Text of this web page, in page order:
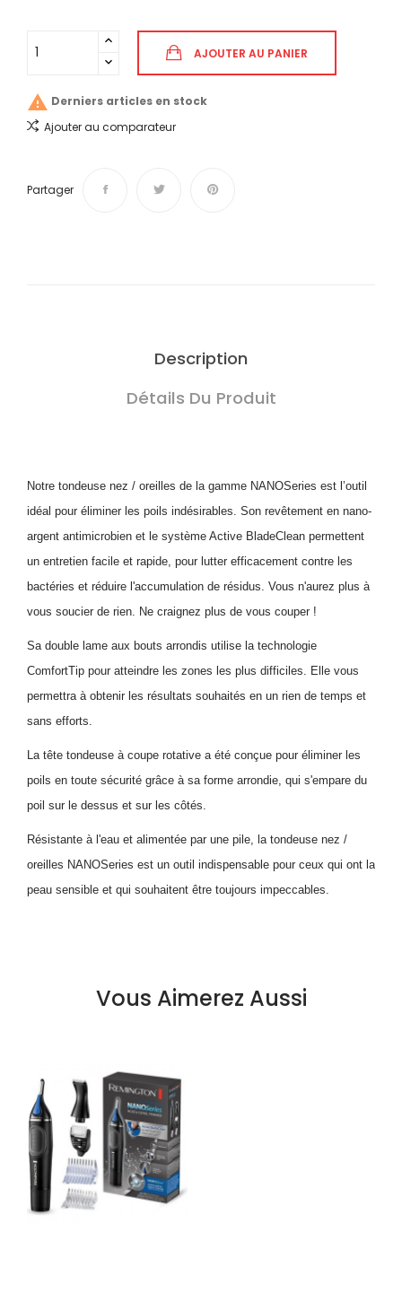
AJOUTER AU PANIER
 Derniers articles en stock
Ajouter au comparateur
Partager
Description
Détails Du Produit
Notre tondeuse nez / oreilles de la gamme NANOSeries est l’outil
idéal pour éliminer les poils indésirables. Son revêtement en nano-
argent antimicrobien et le système Active BladeClean permettent
un entretien facile et rapide, pour lutter efficacement contre les
bactéries et réduire l'accumulation de résidus. Vous n'aurez plus à
vous soucier de rien. Ne craignez plus de vous couper !
Sa double lame aux bouts arrondis utilise la technologie
ComfortTip pour atteindre les zones les plus difficiles. Elle vous
permettra à obtenir les résultats souhaités en un rien de temps et
sans efforts.
La tête tondeuse à coupe rotative a été conçue pour éliminer les
poils en toute sécurité grâce à sa forme arrondie, qui s'empare du
poil sur le dessus et sur les côtés.
Résistante à l'eau et alimentée par une pile, la tondeuse nez /
oreilles NANOSeries est un outil indispensable pour ceux qui ont la
peau sensible et qui souhaitent être toujours impeccables.
Vous Aimerez Aussi